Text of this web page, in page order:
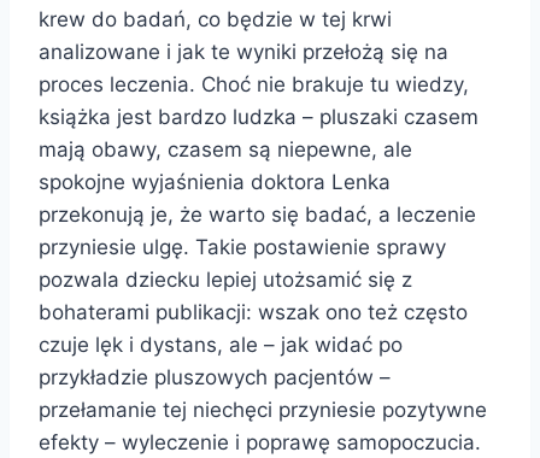
krew do badań, co będzie w tej krwi
analizowane i jak te wyniki przełożą się na
proces leczenia. Choć nie brakuje tu wiedzy,
książka jest bardzo ludzka – pluszaki czasem
mają obawy, czasem są niepewne, ale
spokojne wyjaśnienia doktora Lenka
przekonują je, że warto się badać, a leczenie
przyniesie ulgę. Takie postawienie sprawy
pozwala dziecku lepiej utożsamić się z
bohaterami publikacji: wszak ono też często
czuje lęk i dystans, ale – jak widać po
przykładzie pluszowych pacjentów –
przełamanie tej niechęci przyniesie pozytywne
efekty – wyleczenie i poprawę samopoczucia.